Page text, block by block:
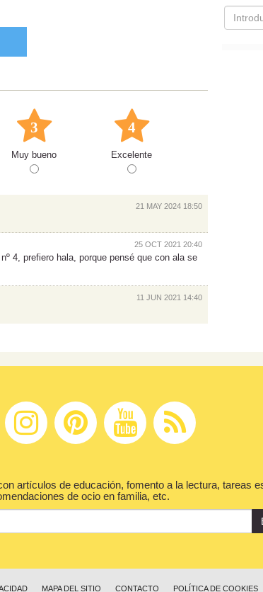
3
Muy bueno
4
Excelente
21 MAY 2024 18:50
25 OCT 2021 20:40
4, prefiero hala, porque pensé que con ala se
11 JUN 2021 14:40
artículos de educación, fomento a la lectura, tareas
de ocio en familia, etc.
MAPA DEL SITIO CONTACTO POLÍTICA DE COOKIES